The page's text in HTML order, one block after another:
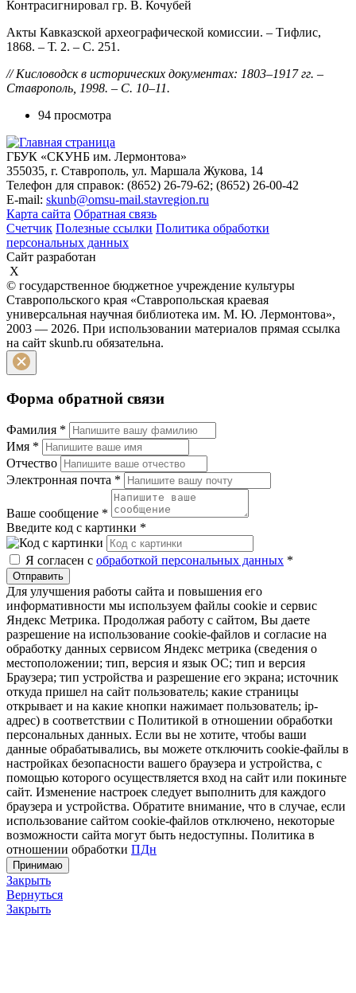
Контрасигнировал гр. В. Кочубей
Акты Кавказской археографической комиссии. – Тифлис,
1868. – Т. 2. – С. 251.
// Кисловодск в исторических документах: 1803–1917 гг. –
Ставрополь, 1998. – С. 10–11.
94 просмотра
ГБУК «СКУНБ им. Лермонтова»
355035, г. Ставрополь, ул. Маршала Жукова, 14
Телефон для справок: (8652) 26-79-62; (8652) 26-00-42
E-mail: skunb@omsu-mail.stavregion.ru
Карта сайта Обратная связь
Счетчик Полезные ссылки Политика обработки
персональных данных
Сайт разработан
X
© государственное бюджетное учреждение культуры
Ставропольского края «Ставропольская краевая
универсальная научная библиотека им. М. Ю. Лермонтова»,
2003 — 2026. При использовании материалов прямая ссылка
на сайт skunb.ru обязательна.
Форма обратной связи
Фамилия *
Имя *
Отчество
Электронная почта *
Ваше сообщение *
Введите код с картинки *
Я согласен с обработкой персональных данных *
Отправить
Для улучшения работы сайта и повышения его
информативности мы используем файлы cookie и сервис
Яндекс Метрика. Продолжая работу с сайтом, Вы даете
разрешение на использование cookie-файлов и согласие на
обработку данных сервисом Яндекс метрика (сведения о
местоположении; тип, версия и язык ОС; тип и версия
Браузера; тип устройства и разрешение его экрана; источник
откуда пришел на сайт пользователь; какие страницы
открывает и на какие кнопки нажимает пользователь; ip-
адрес) в соответствии с Политикой в отношении обработки
персональных данных. Если вы не хотите, чтобы ваши
данные обрабатывались, вы можете отключить cookie-файлы в
настройках безопасности вашего браузера и устройства, с
помощью которого осуществляется вход на сайт или покиньте
сайт. Изменение настроек следует выполнить для каждого
браузера и устройства. Обратите внимание, что в случае, если
использование сайтом cookie-файлов отключено, некоторые
возможности сайта могут быть недоступны. Политика в
отношении обработки ПДн
Принимаю
Закрыть
Вернуться
Закрыть